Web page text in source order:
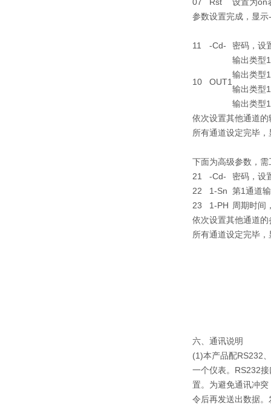
07 Rst
设置为on
参数设置完成，显
11 -Cd- 密码，设
10 OUT1
输出类型
输出类型
输出类型
输出类型
依次设置其他通道的
所有通道设定完毕
下面为高级参数，
21
-Cd-
密码，设
22
1-Sn 第1通道
23
1-PH 周期时间
依次设置其他通道的
所有通道设定完毕
六、通讯说明
(1)本产品配RS232
一个仪表。RS232
置。为避免通讯冲
令后再发送出数据